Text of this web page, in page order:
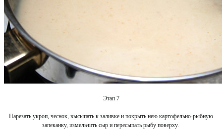
Этап 7
Нарезать укроп, чеснок, высыпать к заливке и покрыть нею картофельно-рыбную
запеканку, измельчить сыр и пересыпать рыбу поверху.